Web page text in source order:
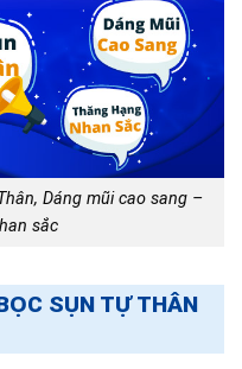
Dáng mũi cao sang –
sắc
SỤN TỰ THÂN